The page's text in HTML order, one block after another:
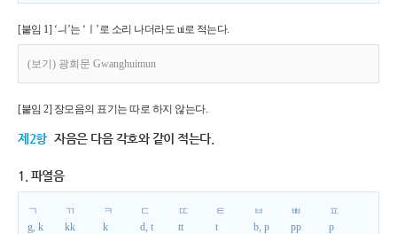
[붙임 1] ‘ㅢ’는 ‘ㅣ’로 소리 나더라도 ui로 적는다.
(보기) 광희문 Gwanghuimun
[붙임 2] 장모음의 표기는 따로 하지 않는다.
제2항 자음은 다음 각호와 같이 적는다.
1. 파열음
ㄱ
g, k
ㄲ
kk
ㅋ
k
ㄷ
d, t
ㄸ
tt
ㅌ
t
ㅂ
b, p
ㅃ
pp
ㅍ
p